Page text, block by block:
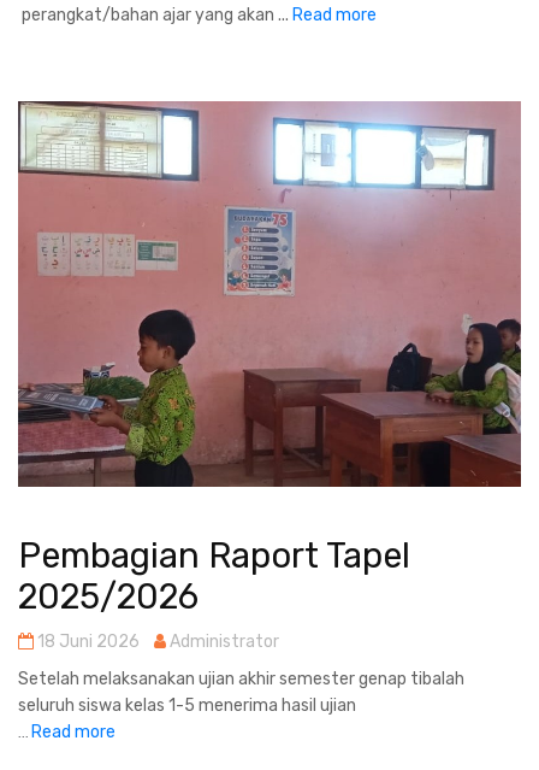
perangkat/bahan ajar yang akan ... Read more
Pembagian Raport Tapel
2025/2026
18 Juni 2026
Administrator
Setelah melaksanakan ujian akhir semester genap tibalah
seluruh siswa kelas 1-5 menerima hasil ujian
... Read more